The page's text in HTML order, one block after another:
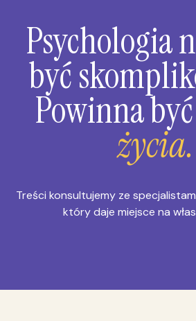
Psychologia
być
Powinna być
życia.
Treści konsultujemy ze
który daje miejsce na